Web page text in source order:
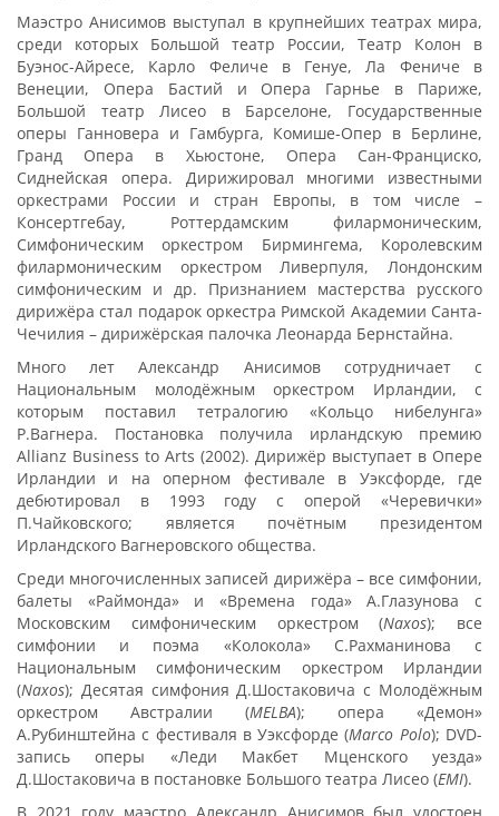
Маэстро Анисимов выступал в крупнейших театрах мира,
среди которых Большой театр России, Театр Колон в
Буэнос-Айресе, Карло Феличе в Генуе, Ла Фениче в
Венеции, Опера Бастий и Опера Гарнье в Париже,
Большой театр Лисео в Барселоне, Государственные
оперы Ганновера и Гамбурга, Комише-Опер в Берлине,
Гранд Опера в Хьюстоне, Опера Сан-Франциско,
Сиднейская опера. Дирижировал многими известными
оркестрами России и стран Европы, в том числе –
Консертгебау, Роттердамским филармоническим,
Симфоническим оркестром Бирмингема, Королевским
филармоническим оркестром Ливерпуля, Лондонским
симфоническим и др. Признанием мастерства русского
дирижёра стал подарок оркестра Римской Академии Санта-
Чечилия – дирижёрская палочка Леонарда Бернстайна.
Много лет Александр Анисимов сотрудничает с
Национальным молодёжным оркестром Ирландии, с
которым поставил тетралогию «Кольцо нибелунга»
Р.Вагнера. Постановка получила ирландскую премию
Allianz Business to Arts (2002). Дирижёр выступает в Опере
Ирландии и на оперном фестивале в Уэксфорде, где
дебютировал в 1993 году с оперой «Черевички»
П.Чайковского; является почётным президентом
Ирландского Вагнеровского общества.
Среди многочисленных записей дирижёра – все симфонии,
балеты «Раймонда» и «Времена года» А.Глазунова с
Московским симфоническим оркестром (Naxos); все
симфонии и поэма «Колокола» С.Рахманинова с
Национальным симфоническим оркестром Ирландии
(Naxos); Десятая симфония Д.Шостаковича с Молодёжным
оркестром Австралии (MELBA); опера «Демон»
А.Рубинштейна с фестиваля в Уэксфорде (Marco Polo); DVD-
запись оперы «Леди Макбет Мценского уезда»
Д.Шостаковича в постановке Большого театра Лисео (EMI).